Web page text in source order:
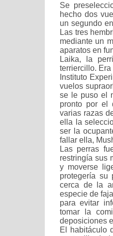
Se
hecho dos
un segundo
Las tres
mediante un
aparatos en
Laika, la
terriercillo.
Instituto
vuelos
se le puso el
pronto por el
varias razas
ella la
ser la
fallar ella,
Las perras
restringía sus
y moverse
protegería su
cerca de la
especie de
para evitar
tomar la
deposiciones
El habitáculo